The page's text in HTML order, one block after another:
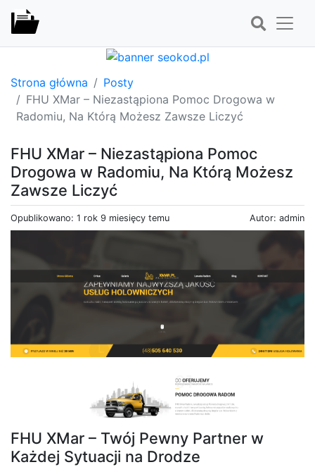
Strona główna
Posty
FHU XMar – Niezastąpiona Pomoc Drogowa w
Radomiu, Na Którą Możesz Zawsze Liczyć
FHU XMar – Niezastąpiona Pomoc
Drogowa w Radomiu, Na Którą Możesz
Zawsze Liczyć
Opublikowano: 1 rok 9 miesięcy temu Autor: admin
FHU XMar – Twój Pewny Partner w
Każdej Sytuacji na Drodze